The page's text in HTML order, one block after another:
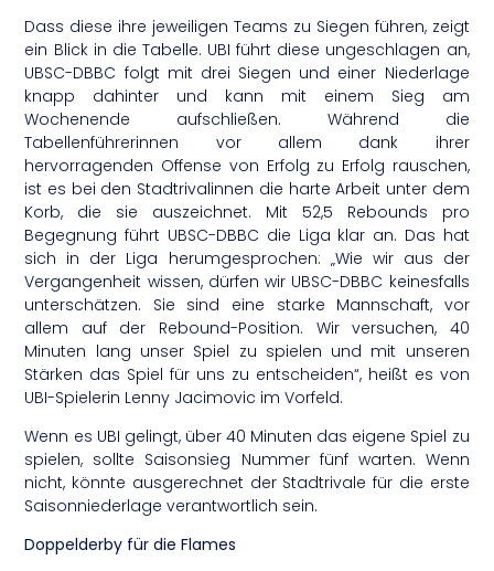
Dass diese ihre jeweiligen Teams zu Siegen führen, zeigt
ein Blick in die Tabelle. UBI führt diese ungeschlagen an,
UBSC-DBBC folgt mit drei Siegen und einer Niederlage
knapp dahinter und kann mit einem Sieg am
Wochenende aufschließen. Während die
Tabellenführerinnen vor allem dank ihrer
hervorragenden Offense von Erfolg zu Erfolg rauschen,
ist es bei den Stadtrivalinnen die harte Arbeit unter dem
Korb, die sie auszeichnet. Mit 52,5 Rebounds pro
Begegnung führt UBSC-DBBC die Liga klar an. Das hat
sich in der Liga herumgesprochen: „Wie wir aus der
Vergangenheit wissen, dürfen wir UBSC-DBBC keinesfalls
unterschätzen. Sie sind eine starke Mannschaft, vor
allem auf der Rebound-Position. Wir versuchen, 40
Minuten lang unser Spiel zu spielen und mit unseren
Stärken das Spiel für uns zu entscheiden“, heißt es von
UBI-Spielerin Lenny Jacimovic im Vorfeld.
Wenn es UBI gelingt, über 40 Minuten das eigene Spiel zu
spielen, sollte Saisonsieg Nummer fünf warten. Wenn
nicht, könnte ausgerechnet der Stadtrivale für die erste
Saisonniederlage verantwortlich sein.
Doppelderby für die Flames